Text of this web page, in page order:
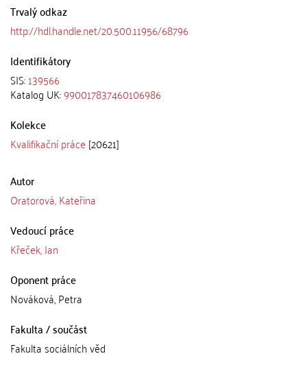
Trvalý odkaz
http://hdl.handle.net/20.500.11956/68796
Identifikátory
SIS:139566
Katalog UK:990017837460106986
Kolekce
Kvalifikační práce [20621]
Autor
Oratorová, Kateřina
Vedoucí práce
Křeček, Jan
Oponent práce
Nováková, Petra
Fakulta / součást
Fakulta sociálních věd